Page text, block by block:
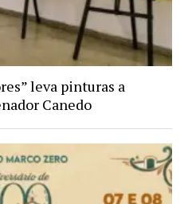
leva pinturas a
Canedo